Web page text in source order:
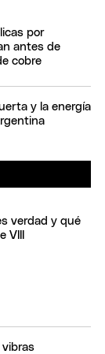
por
antes de
cobre
y la energía
verdad y qué
vibras